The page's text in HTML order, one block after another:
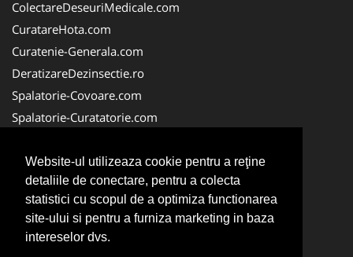
Website-ul utilizeaza cookie pentru a reţine
detaliile de conectare, pentru a colecta
statistici cu scopul de a optimiza functionarea
site-ului si pentru a furniza marketing in baza
intereselor dvs.
ColectareDeseuriMedicale.com
CuratareHota.com
Curatenie-Generala.com
DeratizareDezinsectie.ro
Spalatorie-Covoare.com
Spalatorie-Curatatorie.com
FirmaDeratizare.ro
Service-Reparatii.com
Servicii-DDD.com
ServiciiAlpinism.ro